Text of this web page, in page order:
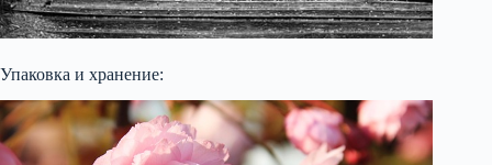
Упаковка и хранение: